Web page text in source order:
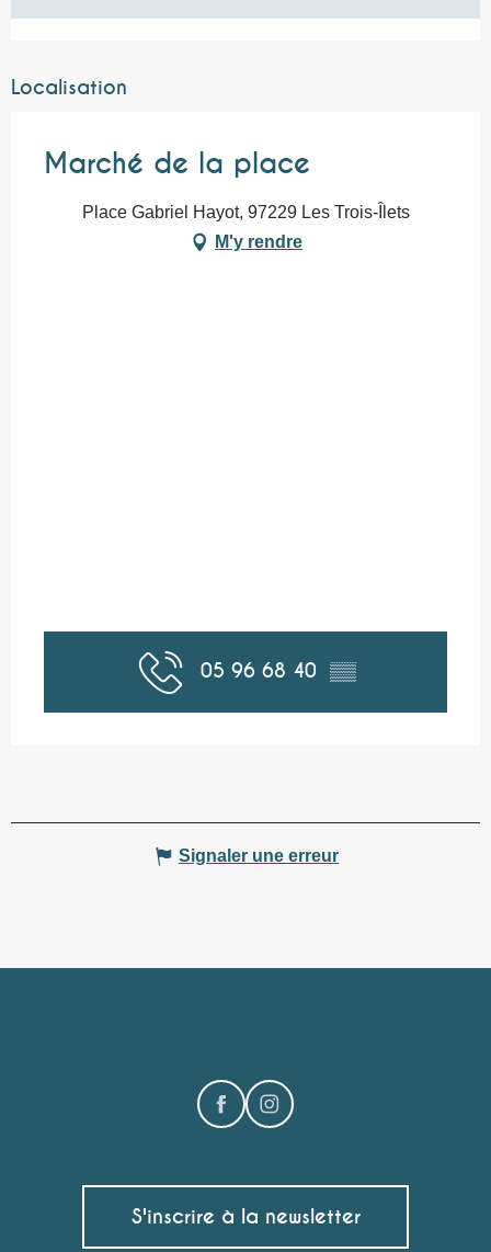
Localisation
Marché de la place
Place Gabriel Hayot, 97229 Les Trois-Îlets
M'y rendre
05 96 68 40 ▒▒
Signaler une erreur
S'inscrire à la newsletter